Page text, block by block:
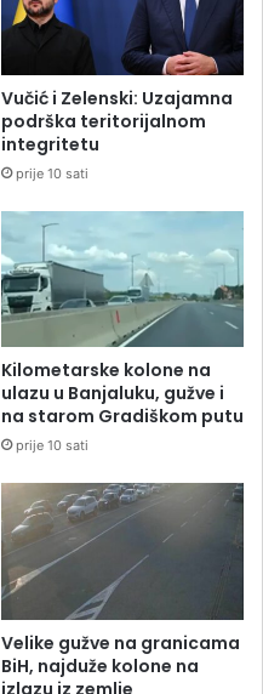
Vučić i Zelenski: Uzajamna
podrška teritorijalnom
integritetu
prije 10 sati
Kilometarske kolone na
ulazu u Banjaluku, gužve i
na starom Gradiškom putu
prije 10 sati
Velike gužve na granicama
BiH, najduže kolone na